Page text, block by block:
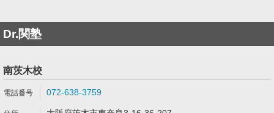
Dr.関塾
南茨木校
072-638-3759